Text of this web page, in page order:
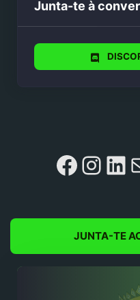
Junta-te à
JUNTA-TE